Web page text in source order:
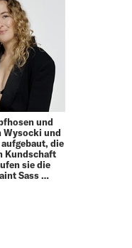
und
Wysocki und
die
Kundschaft
sie die
Sass …